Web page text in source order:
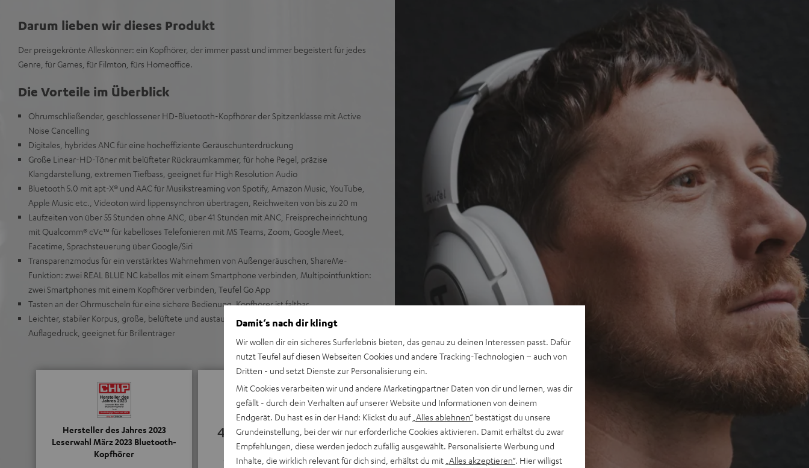
Darum lieben wir dieses Produkt
Der preisgekrönte Alleskönner: ein Kopfhörer, der immer passt und immer begeistert für jedes
Genre, für Games, für Filmton, fürs Homeoffice.
Die Vorteile im Überblick
Ohrumschließender, geschlossener HD-Bluetooth-Kopfhörer der Spitzenklasse mit Active
Noise Cancelling
Digitales, hybrides ANC für eine hocheffiziente Geräuschunterdrückung
Große Linear-HD-Töner mit belüfteter Rückraumkammer, für hohe Pegel, präzise
Klangdarstellung, extremen Tiefbass, geeignet für High Resolution Audio
Bluetooth 5.0 mit apt-X® und AAC für Musikstreaming von Spotify, Amazon Music, YouTube,
Apple Music etc., Videoton wird lippensynchron übertragen, Reichweiten von bis zu 20 m
Laufzeiten von über 55 Stunden ohne ANC, über 41 Stunden mit ANC, Freisprecheinrichtung
mit Qualcomm® cVc™ für kabelloses Telefonieren mit MS Teams, Zoom, Google Meet,
Facetime, Sprachsteuerung über Google/Siri
Transparenzmodus für ein verstärktes Wahrnehmen von Außengeräuschen, ShareMe-
Funktion: zwei REAL BLUE NC kabellos mit einem Smartphone verbinden, Multipointfunktion:
zwei Smartphones mit einem Kopfhörer verbinden, Teufel Go App
Tasten an der Ohrmuscheln für eine sichere Bedienung, Kopfhörer ist faltbar
Leichter, stabiler Korpus, große, belüftete und austauschbare Ohrpolster mit geringem
Auflagedruck, geeignet für Brillenträger
Hersteller des Jahres 2023
Leserwahl März 2023 Bluetooth-
Kopfhörer
4.76
(4.76 von 5 bei 1755 Bewertungen)
Damit‘s nach dir klingt
Wir wollen dir ein sicheres Surferlebnis bieten, das genau zu deinen Interessen passt. Dafür
nutzt Teufel auf diesen Webseiten Cookies und andere Tracking-Technologien – auch von
Dritten - und setzt Dienste zur Personalisierung ein.
Mit Cookies verarbeiten wir und andere Marketingpartner Daten von dir und lernen, was dir
gefällt - durch dein Verhalten auf unserer Website und Informationen von deinem
Endgerät. Du hast es in der Hand: Klickst du auf „Alles ablehnen“ bestätigst du unsere
Grundeinstellung, bei der wir nur erforderliche Cookies aktivieren. Damit erhältst du zwar
Empfehlungen, diese werden jedoch zufällig ausgewählt. Personalisierte Werbung und
Inhalte, die wirklich relevant für dich sind, erhältst du mit „Alles akzeptieren“. Hier willigst